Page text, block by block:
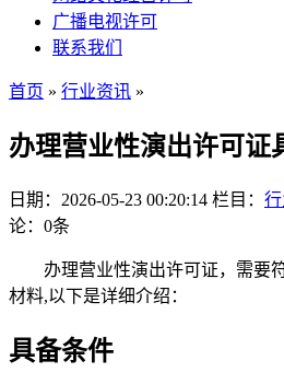
广播电视许可
联系我们
首页 » 行业资讯 »
办理营业性演出许可证
日期：2026-05-23 00:20:14 栏目：
论：0条
办理营业性演出许可证，需要
材料,以下是详细介绍：
具备条件